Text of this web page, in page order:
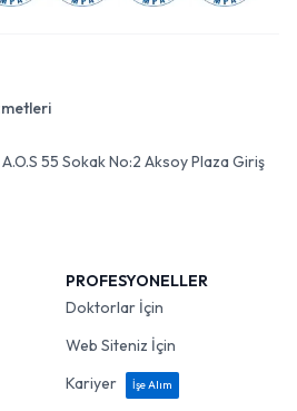
55 Sokak No:2 Aksoy Plaza Giriş
PROFESYONELLER
Doktorlar İçin
Web Siteniz İçin
Kariyer
İşe Alım